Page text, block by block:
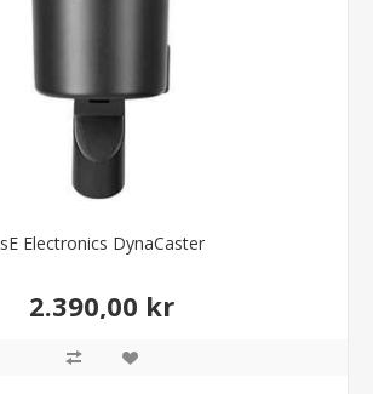
sE Electronics DynaCaster
2.390,00 kr